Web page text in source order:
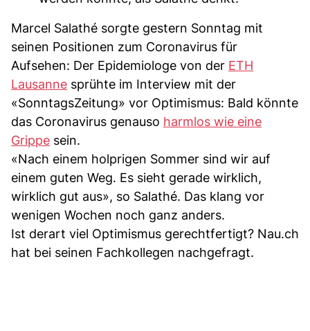
Marcel Salathé sorgte gestern Sonntag mit
seinen Positionen zum Coronavirus für
Aufsehen: Der Epidemiologe von der ETH
Lausanne sprühte im Interview mit der
«SonntagsZeitung» vor Optimismus: Bald könnte
das Coronavirus genauso harmlos wie eine
Grippe sein.
«Nach einem holprigen Sommer sind wir auf
einem guten Weg. Es sieht gerade wirklich,
wirklich gut aus», so Salathé. Das klang vor
wenigen Wochen noch ganz anders.
Ist derart viel Optimismus gerechtfertigt? Nau.ch
hat bei seinen Fachkollegen nachgefragt.